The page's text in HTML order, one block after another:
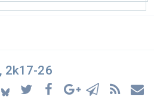
2k17-26